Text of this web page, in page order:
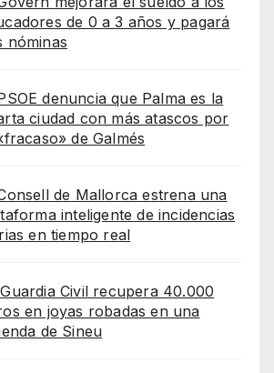
de 0 a 3 años y pagará
nóminas
denuncia que Palma es la
ciudad con más atascos por
de Galmés
de Mallorca estrena una
inteligente de incidencias
en tiempo real
Civil recupera 40.000
en joyas robadas en una
de Sineu